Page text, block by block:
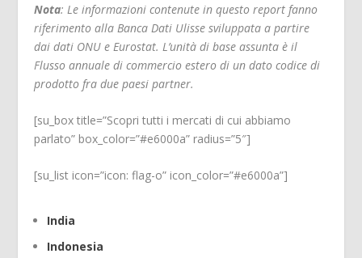
Nota: Le informazioni contenute in questo report fanno
riferimento alla Banca Dati Ulisse sviluppata a partire
dai dati ONU e Eurostat. L’unità di base assunta è il
Flusso annuale di commercio estero di un dato codice di
prodotto fra due paesi partner.
[su_box title=”Scopri tutti i mercati di cui abbiamo
parlato” box_color=”#e6000a” radius=”5″]
[su_list icon=”icon: flag-o” icon_color=”#e6000a”]
India
Indonesia